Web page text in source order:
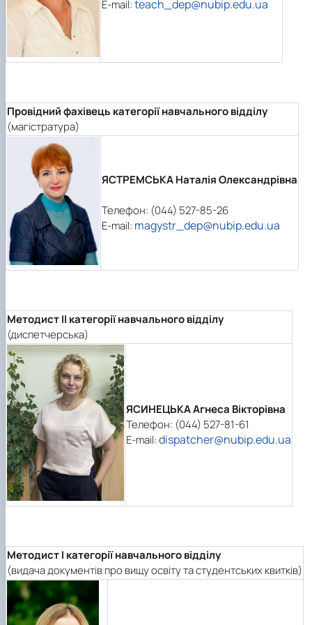
E-mail:teach_dep@nubip.edu.ua
Провідний фахівець категорії навчального відділу
(магістратура)
ЯСТРЕМСЬКА Наталія Олександрівна
Телефон: (044) 527-85-26
E-mail: magystr_dep@nubip.edu.ua
Методист II категорії навчального відділу
(диспетчерська)
ЯСИНЕЦЬКА Агнеса Вікторівна
Телефон: (044) 527-81-61
E-mail:dispatcher@nubip.edu.ua
Методист I категорії навчального відділу
(видача документів про вищу освіту та студентських квитків)